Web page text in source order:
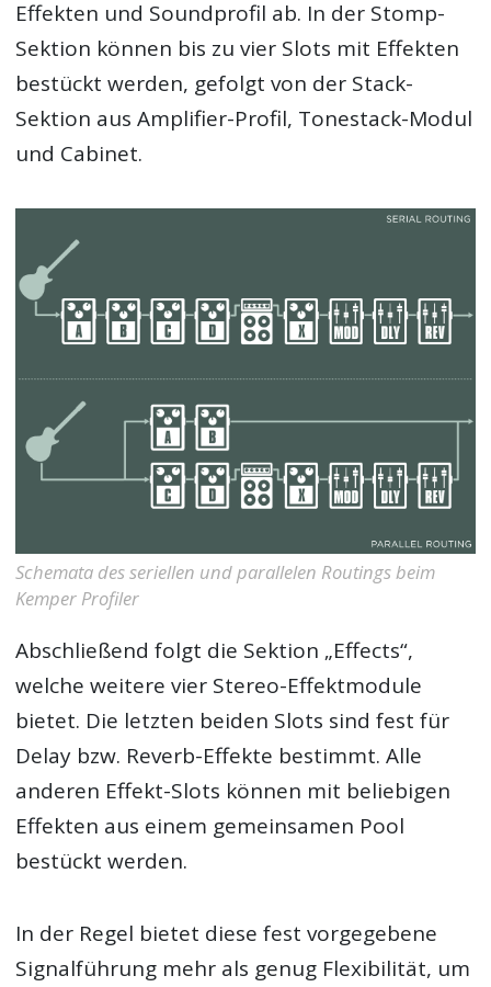
Effekten und Soundprofil ab. In der Stomp-
Sektion können bis zu vier Slots mit Effekten
bestückt werden, gefolgt von der Stack-
Sektion aus Amplifier-Profil, Tonestack-Modul
und Cabinet.
Schemata des seriellen und parallelen Routings beim
Kemper Profiler
Abschließend folgt die Sektion „Effects“,
welche weitere vier Stereo-Effektmodule
bietet. Die letzten beiden Slots sind fest für
Delay bzw. Reverb-Effekte bestimmt. Alle
anderen Effekt-Slots können mit beliebigen
Effekten aus einem gemeinsamen Pool
bestückt werden.
In der Regel bietet diese fest vorgegebene
Signalführung mehr als genug Flexibilität, um